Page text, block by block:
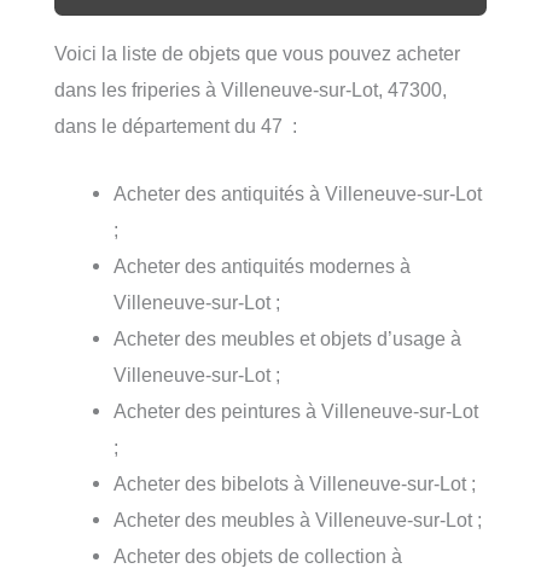
Voici la liste de objets que vous pouvez acheter
dans les friperies à Villeneuve-sur-Lot, 47300,
dans le département du 47 :
Acheter des antiquités à Villeneuve-sur-Lot
;
Acheter des antiquités modernes à
Villeneuve-sur-Lot ;
Acheter des meubles et objets d’usage à
Villeneuve-sur-Lot ;
Acheter des peintures à Villeneuve-sur-Lot
;
Acheter des bibelots à Villeneuve-sur-Lot ;
Acheter des meubles à Villeneuve-sur-Lot ;
Acheter des objets de collection à